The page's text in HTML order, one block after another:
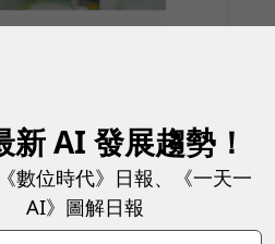
新 AI 發展趨勢！
數位時代》日報、《一天一
AI》圖解日報